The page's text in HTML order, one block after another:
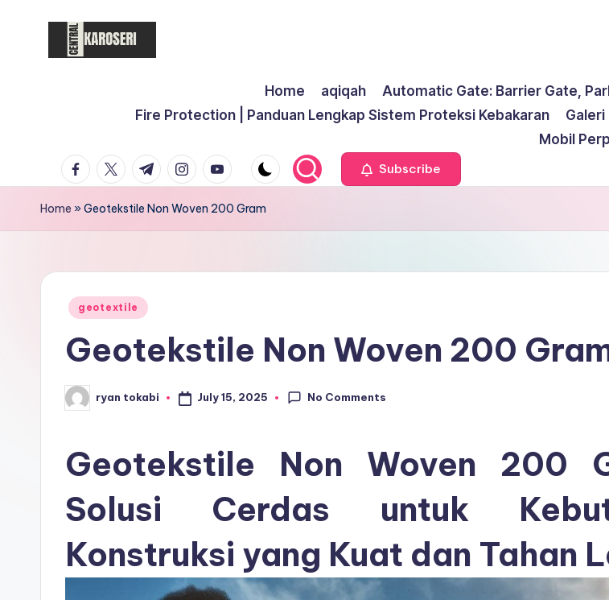
r
l
Home aqiqah Automatic Gate: Barrier Gate,
Fire Protection | Panduan Lengkap Sistem Proteksi Kebakaran
Galeri
Mobil
facebook.com
twitter.com
t.me instagram.com
youtube.com Subscribe
Home »Geotekstile Non Woven 200 Gram
Posted
geotextile
Geotekstile Non Woven 200
Posted
by
ryan tokabi July 15, 2025 No Comments
Geotekstile Non Woven 200
Solusi Cerdas untuk
Konstruksi yang Kuat dan Tahan